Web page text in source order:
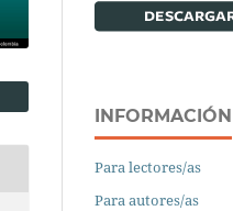
INFORMACIÓN
Para lectores/as
Para autores/as